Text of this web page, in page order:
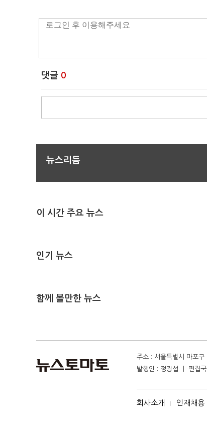
댓글 0
뉴스리듬
이 시간 주요 뉴스
인기 뉴스
함께 볼만한 뉴스
주소 : 서울특별시 마포
발행인 : 정광섭 ㅣ 편집
회사소개 I 인재채용